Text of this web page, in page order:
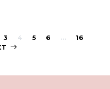
Sidnumrering
inlägg
3 4 5 6 …
16